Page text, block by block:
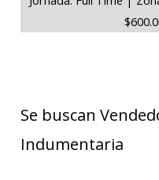
Se buscan
Indumentaria